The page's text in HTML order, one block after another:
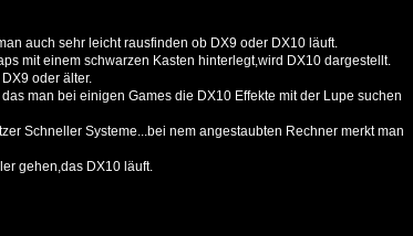
auch sehr leicht rausfinden ob DX9 oder DX10 läuft.
mit einem schwarzen Kasten hinterlegt,wird DX10 dargestellt.
oder älter.
man bei einigen Games die DX10 Effekte mit der Lupe suchen
Schneller Systeme...bei nem angestaubten Rechner merkt man
gehen,das DX10 läuft.